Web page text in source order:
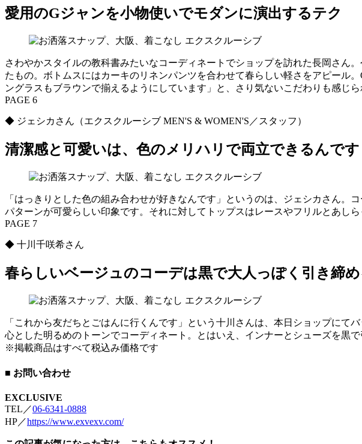
愛用のGジャンを小物使いでモダンに演出するテク
さわやかスタイルの教科書みたいなコーディネートでショップを訪れた長岡さん
たもの。ボトムスにはカーキのリネンパンツを合わせて春らしい軽さをアピール
ングラスもブラウンで揃えるようにしています」と、さり気ないこだわりも感じら
PAGE 6
◆ ジェシカさん（エクスクルーシブ MEN'S & WOMEN'S／スタッフ）
清潔感と可愛いは、色のメリハリで両立できるんです
「はっきりとした色の組み合わせが好きなんです」というのは、ジェシカさん
パターンが可愛らしい印象です。それに対してトップスはレースやフリルとあし
PAGE 7
◆ 十川千咲希さん
春らしいベージュのコーデは黒で大人っぽく引き締め
「これから友だちとごはんに行くんです」という十川さんは、本日ショップに
心とした明るめのトーンでコーディネート。とはいえ、インナーとシューズを黒
※掲載商品はすべて税込み価格です
■ お問い合わせ
EXCLUSIVE
TEL／06-6341-0888
HP／https://www.exvexv.com/